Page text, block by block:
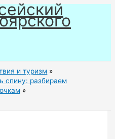
и туризм
спину: разбираем